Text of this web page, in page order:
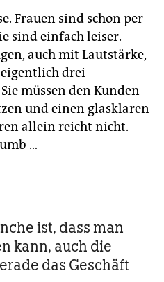
Frauen sind schon per
sind einfach leiser.
auch mit Lautstärke,
drei
müssen den Kunden
und einen glasklaren
allein reicht nicht.
…
ist, dass man
kann, auch die
das Geschäft